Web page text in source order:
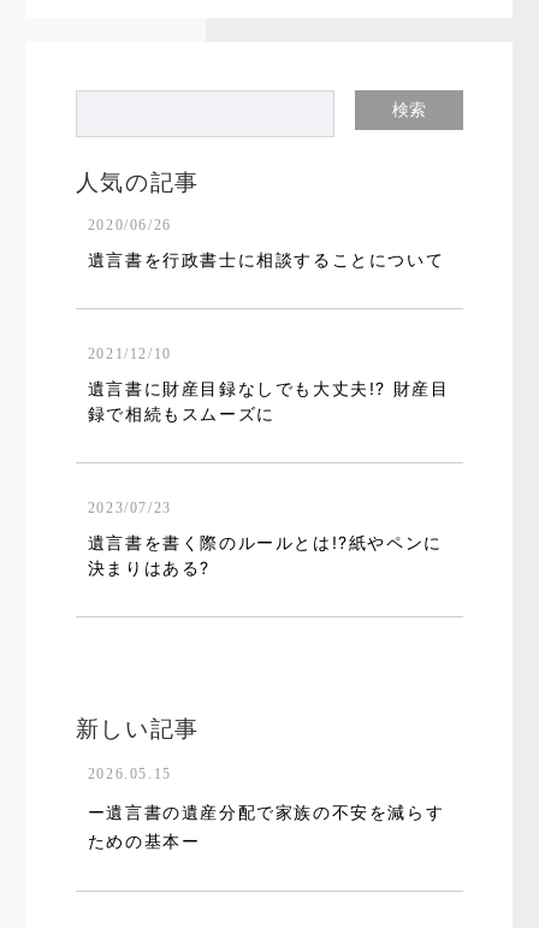
人気の記事
2020/06/26
遺言書を行政書士に相談することについて
2021/12/10
遺言書に財産目録なしでも大丈夫!? 財産目
録で相続もスムーズに
2023/07/23
遺言書を書く際のルールとは!?紙やペンに
決まりはある?
新しい記事
2026.05.15
ー遺言書の遺産分配で家族の不安を減らす
ための基本ー